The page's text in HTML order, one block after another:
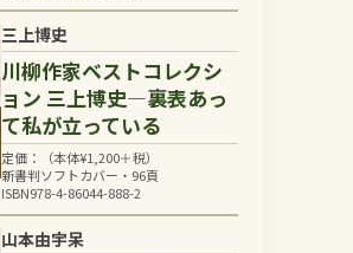
三上博史
川柳作家ベストコレクシ
ョン 三上博史―裏表あっ
て私が立っている
定価：（本体¥1,200＋税）
新書判ソフトカバー・96頁
ISBN978-4-86044-888-2
山本由宇呆